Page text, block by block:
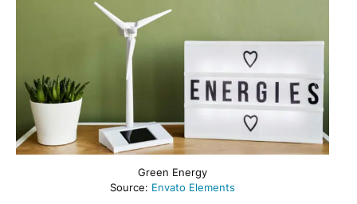
Green Energy
Source: Envato Elements